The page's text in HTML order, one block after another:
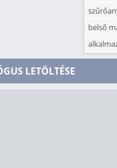
belső
LETÖLTÉSE